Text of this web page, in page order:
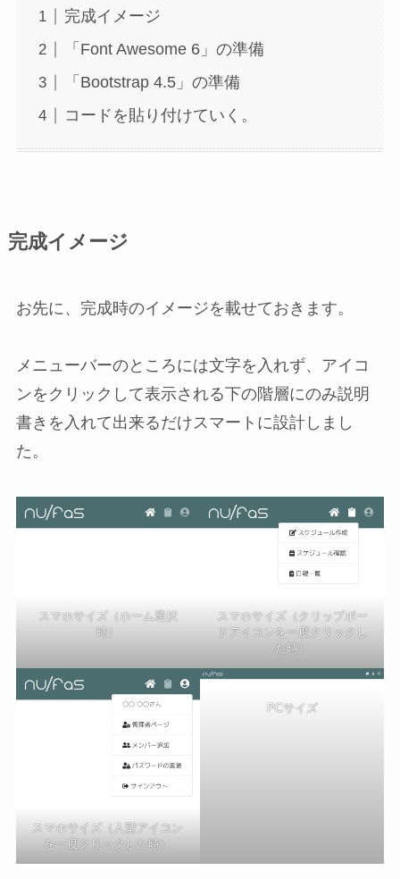
完成イメージ
「Font Awesome 6」の準備
「Bootstrap 4.5」の準備
コードを貼り付けていく。
完成イメージ
お先に、完成時のイメージを載せておきます。
メニューバーのところには文字を入れず、アイコ
ンをクリックして表示される下の階層にのみ説明
書きを入れて出来るだけスマートに設計しまし
た。
スマホサイズ（ホーム選択
時）
スマホサイズ（クリップボー
ドアイコンを一度クリックし
た時）
スマホサイズ（人型アイコン
を一度クリックした時）
PCサイズ